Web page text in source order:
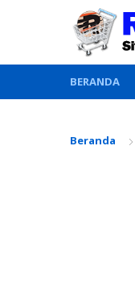
BERANDA
Beranda